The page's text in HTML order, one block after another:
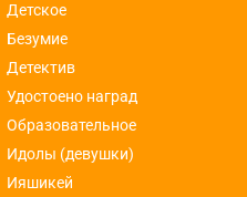
Детское
Безумие
Детектив
Удостоено наград
Образовательное
Идолы (девушки)
Ияшикей